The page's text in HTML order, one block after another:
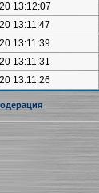
13:12:07
13:11:47
13:11:39
13:11:31
13:11:26